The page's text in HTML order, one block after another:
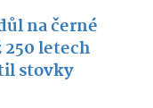
na černé
letech
stovky